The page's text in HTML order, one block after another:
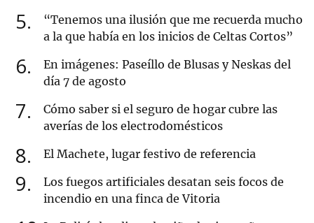
5
“Tenemos una ilusión que me recuerda mucho
a la que había en los inicios de Celtas Cortos”
6
En imágenes: Paseíllo de Blusas y Neskas del
día 7 de agosto
7
Cómo saber si el seguro de hogar cubre las
averías de los electrodomésticos
8 El Machete, lugar festivo de referencia
9
Los fuegos artificiales desatan seis focos de
incendio en una finca de Vitoria